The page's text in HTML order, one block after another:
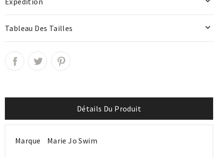

Tableau Des Tailles
Détails Du Produit
Marque Marie Jo Swim